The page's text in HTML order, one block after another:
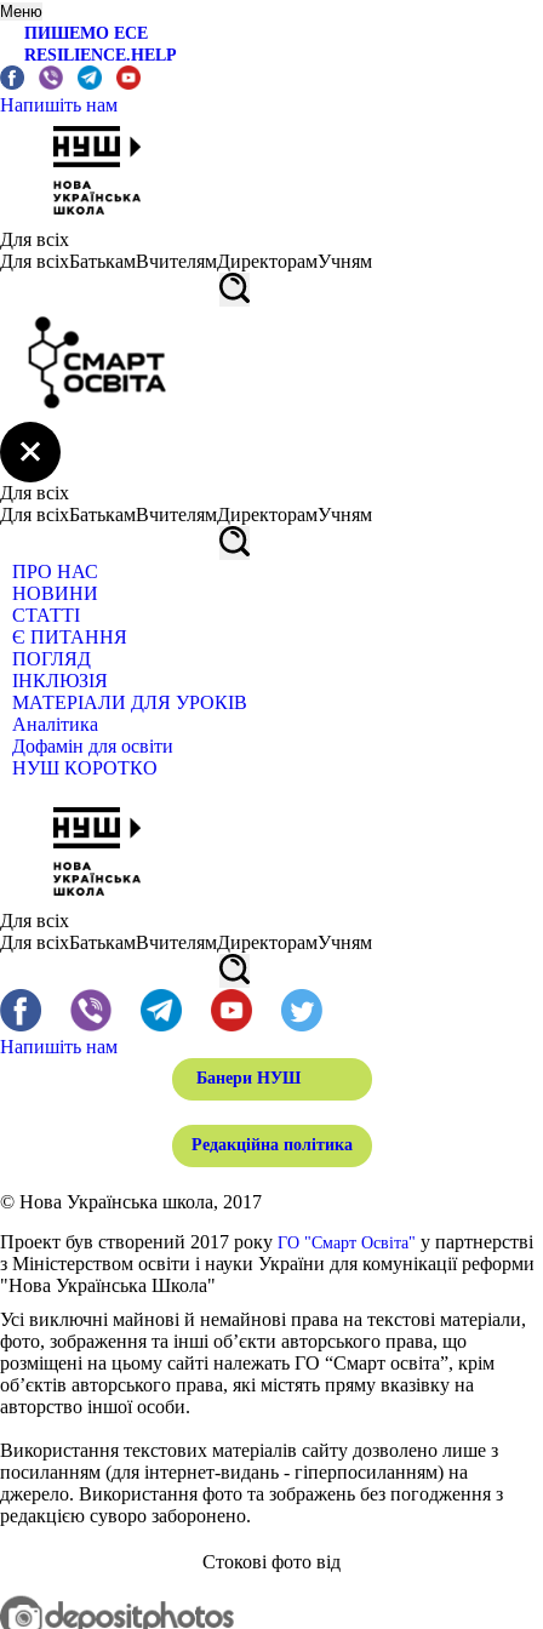
Меню
ПИШЕМО ЕСЕ
RESILIENCE.HELP
Напишіть нам
Для всіх
Для всіхБатькамВчителямДиректорамУчням
Для всіх
Для всіхБатькамВчителямДиректорамУчням
ПРО НАС
НОВИНИ
СТАТТІ
Є ПИТАННЯ
ПОГЛЯД
ІНКЛЮЗІЯ
МАТЕРІАЛИ ДЛЯ УРОКІВ
Аналітика
Дофамін для освіти
НУШ КОРОТКО
Для всіх
Для всіхБатькамВчителямДиректорамУчням
Напишіть нам
Банери НУШ
Редакційна політика
© Нова Українська школа, 2017
Проект був створений 2017 року ГО "Смарт Освіта" у партнерстві
з Міністерством освіти і науки України для комунікації реформи
"Нова Українська Школа"
Усі виключні майнові й немайнові права на текстові матеріали,
фото, зображення та інші об’єкти авторського права, що
розміщені на цьому сайті належать ГО “Смарт освіта”, крім
об’єктів авторського права, які містять пряму вказівку на
авторство іншої особи.
Використання текстових матеріалів сайту дозволено лише з
посиланням (для інтернет-видань - гіперпосиланням) на
джерело. Використання фото та зображень без погодження з
редакцією суворо заборонено.
Стокові фото від